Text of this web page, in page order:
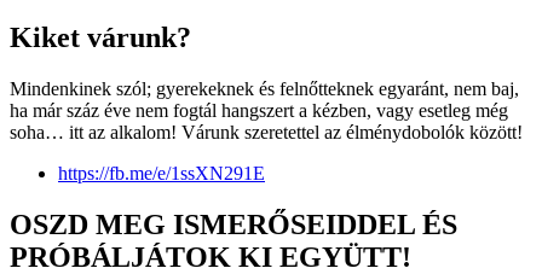
Kiket várunk?
Mindenkinek szól; gyerekeknek és felnőtteknek egyaránt, nem baj,
ha már száz éve nem fogtál hangszert a kézben, vagy esetleg még
soha… itt az alkalom! Várunk szeretettel az élménydobolók között!
https://fb.me/e/1ssXN291E
OSZD MEG ISMERŐSEIDDEL ÉS
PRÓBÁLJÁTOK KI EGYÜTT!